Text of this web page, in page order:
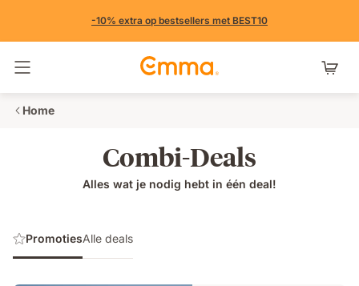
-10% extra op bestsellers met BEST10
Navigatie in- en uitschakelen
Home
Combi-Deals
Alles wat je nodig hebt in één deal!
PromotiesAlle deals